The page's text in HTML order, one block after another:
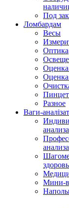
Под
Ломбардам
Весы
Оптика
Оценка
Разное
Ваги-
Мини-